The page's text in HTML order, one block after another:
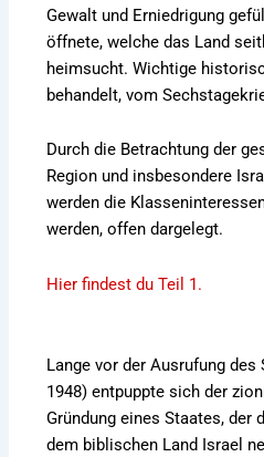
Gewalt und Erniedrigung
öffnete, welche das Land
heimsucht. Wichtige
behandelt, vom
Durch die Betrachtung der
Region und insbesondere
werden die
werden, offen dargelegt.
Hier findest du Teil 1.
Lange vor der Ausrufung
1948) entpuppte sich der
Gründung eines Staates, der
dem biblischen Land Israel